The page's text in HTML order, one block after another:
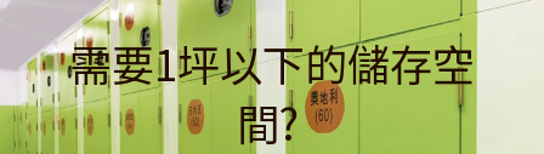
需要1坪以下的儲存空
間?